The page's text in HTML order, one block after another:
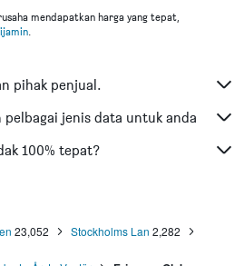
mendapatkan harga yang tepat,
.
pihak penjual.
pelbagai jenis data untuk anda
100% tepat?
23,052 Stockholms Lan 2,282